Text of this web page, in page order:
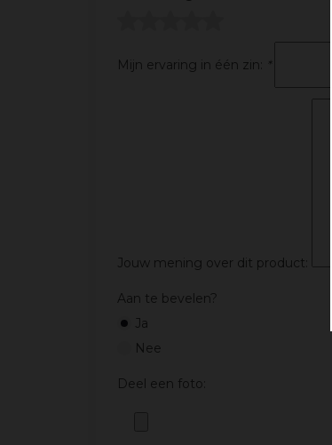
Mijn ervaring in één zin: *
Jouw mening over dit product:
Aan te bevelen?
Ja
Nee
Deel een foto: